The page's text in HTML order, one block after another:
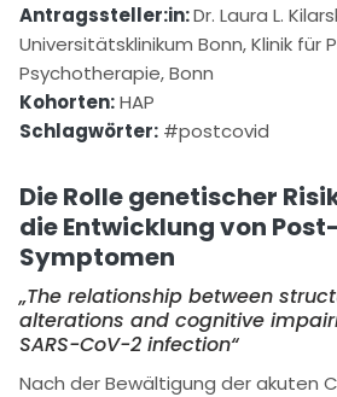
Antragssteller:in:Dr. Laura L.
Universitätsklinikum Bonn, Klinik für
Psychotherapie, Bonn
Kohorten:HAP
Schlagwörter: #postcovid
Die Rolle genetischer
die Entwicklung von
Symptomen
„The relationship between
alterations and cognitive
SARS-CoV-2 infection“
Nach der Bewältigung der akuten